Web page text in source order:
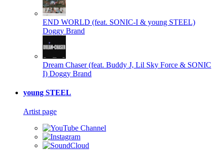
END WORLD (feat. SONIC-I & young STEEL)
Doggy Brand
Dream Chaser (feat. Buddy J, Lil Sky Force & SONIC
I) Doggy Brand
young STEEL
Artist page